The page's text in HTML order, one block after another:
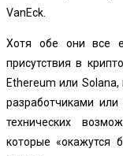
VanEck.
Хотя обе они все
присутствия в
Ethereum или
разработчиками
технических
которые «окажутся